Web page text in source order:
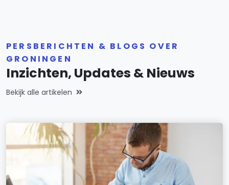
PERSBERICHTEN & BLOGS OVER
GRONINGEN
Inzichten, Updates & Nieuws
Bekijk alle artikelen